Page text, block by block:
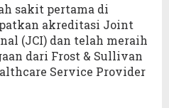
sakit pertama di
akreditasi Joint
(JCI) dan telah meraih
dari Frost & Sullivan
Service Provider